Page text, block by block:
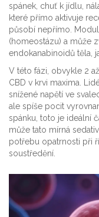
spánek, chuť k jídlu,
které přímo aktivuje
působí nepřímo.
(homeostázu) a může
endokanabinoidů těla,
V této fázi, obvykle 2
CBD v krvi maxima.
snížené napětí ve
ale spíše pocit
spánku, toto je ideální
může tato mírná
potřebu opatrnosti při
soustředění.